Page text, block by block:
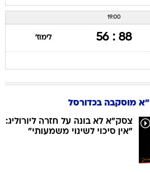
19:00
88 : 56 לימוז'
מוסקבה בכדורסל
צסק"א לא בונה על חזרה ליורוליג:
"אין סיכוי לשינוי משמעותי"